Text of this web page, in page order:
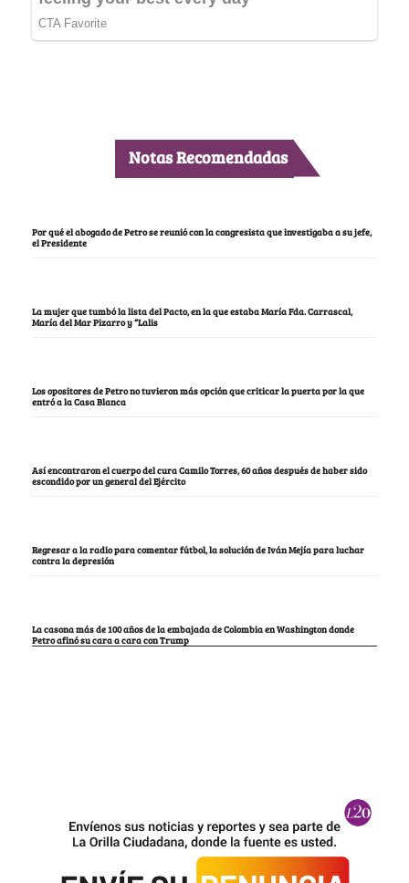
Notas Recomendadas
Por qué el abogado de Petro se reunió con la congresista que investigaba a su jefe,
el Presidente
La mujer que tumbó la lista del Pacto, en la que estaba María Fda. Carrascal,
María del Mar Pizarro y “Lalis
Los opositores de Petro no tuvieron más opción que criticar la puerta por la que
entró a la Casa Blanca
Así encontraron el cuerpo del cura Camilo Torres, 60 años después de haber sido
escondido por un general del Ejército
Regresar a la radio para comentar fútbol, la solución de Iván Mejía para luchar
contra la depresión
La casona más de 100 años de la embajada de Colombia en Washington donde
Petro afinó su cara a cara con Trump